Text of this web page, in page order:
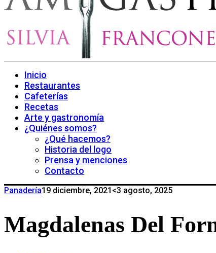
Inicio
Restaurantes
Cafeterías
Recetas
Arte y gastronomía
¿Quiénes somos?
¿Qué hacemos?
Historia del logo
Prensa y menciones
Contacto
Panadería19 diciembre, 2021 <3 agosto, 2025
Magdalenas Del